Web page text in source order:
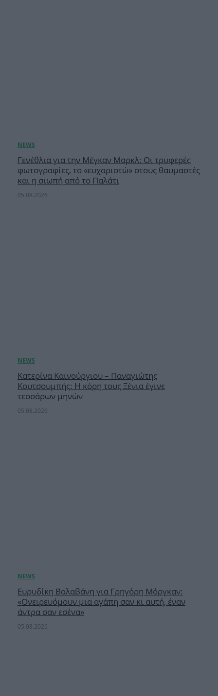
Γενέθλια για την Μέγκαν Μαρκλ: Οι τρυφερές
φωτογραφίες, το «ευχαριστώ» στους θαυμαστές
και η σιωπή από το Παλάτι
05.08.2026
Κατερίνα Καινούργιου – Παναγιώτης
Κουτσουμπής: Η κόρη τους Ξένια έγινε
τεσσάρων μηνών
05.08.2026
Ευρυδίκη Βαλαβάνη για Γρηγόρη Μόργκαν:
«Oνειρευόμουν μια αγάπη σαν κι αυτή, έναν
άντρα σαν εσένα»
05.08.2026